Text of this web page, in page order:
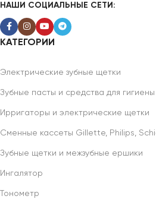
НАШИ СОЦИАЛЬНЫЕ СЕТИ:
КАТЕГОРИИ
Электрические зубные щетки
Зубные пасты и средства для
Ирригаторы и электрические щетки
Сменные кассеты Gillette, Philips,
Зубные щетки и межзубные ершики
Ингалятор
Тонометр